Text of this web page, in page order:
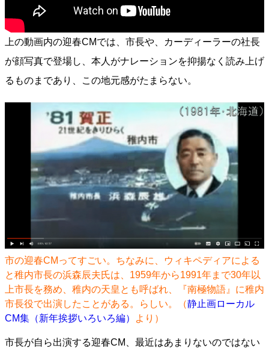
上の動画内の迎春CMでは、市長や、カーディーラーの社長
が顔写真で登場し、本人がナレーションを抑揚なく読み上げ
るものまであり、この地元感がたまらない。
市の迎春CMってすごい。ちなみに、ウィキペディアによる
と稚内市長の浜森辰夫氏は、1959年から1991年まで30年以
上市長を務め、稚内の天皇とも呼ばれ、『南極物語』に稚内
市長役で出演したことがある。らしい。（静止画ローカル
CM集（新年挨拶いろいろ編）
より）
市長が自ら出演する迎春CM、最近はあまりないのではない